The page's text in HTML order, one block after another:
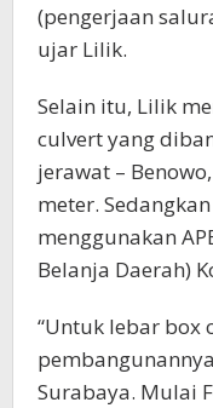
(pengerjaan
ujar Lilik.
Selain itu, Lilik
culvert yang
jerawat –
meter.
menggunakan
Belanja Daerah)
“Untuk lebar box
Surabaya. Mulai